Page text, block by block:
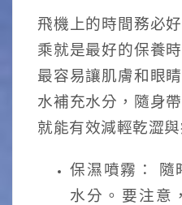
飛機上的時間務必
乘就是最好的保養
最容易讓肌膚和眼
水補充水分，隨身
就能有效減輕乾澀與
保濕噴霧： 隨
水分。要注意